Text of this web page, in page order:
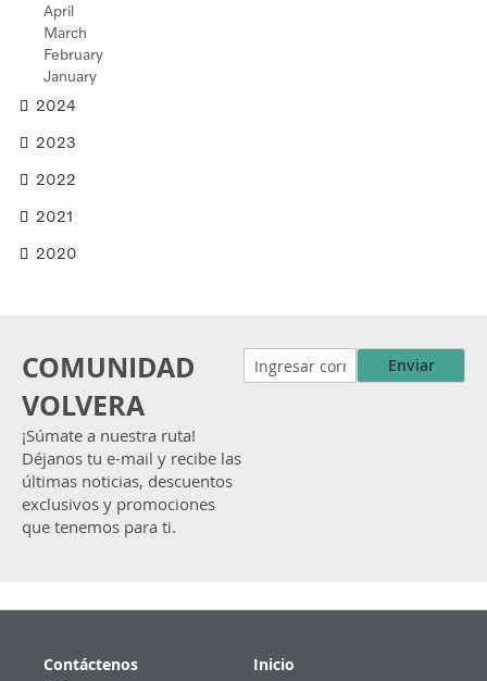
April
March
February
January
2024
2023
2022
2021
2020
COMUNIDAD
VOLVERA
¡Súmate a nuestra ruta!
Déjanos tu e-mail y recibe las
últimas noticias, descuentos
exclusivos y promociones
que tenemos para ti.
Enviar
Contáctenos
Inicio